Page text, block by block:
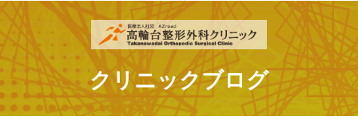
サ
イ
ド
バ
ー・
ク
リ
ニ
クリニックブログ